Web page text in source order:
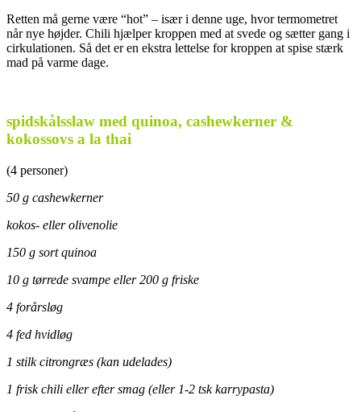
Retten må gerne være “hot” – især i denne uge, hvor termometret
når nye højder. Chili hjælper kroppen med at svede og sætter gang i
cirkulationen. Så det er en ekstra lettelse for kroppen at spise stærk
mad på varme dage.
spidskålsslaw med quinoa, cashewkerner &
kokossovs a la thai
(4 personer)
50 g cashewkerner
kokos- eller olivenolie
150 g sort quinoa
10 g tørrede svampe eller 200 g friske
4 forårsløg
4 fed hvidløg
1 stilk citrongræs (kan udelades)
1 frisk chili eller efter smag (eller 1-2 tsk karrypasta)